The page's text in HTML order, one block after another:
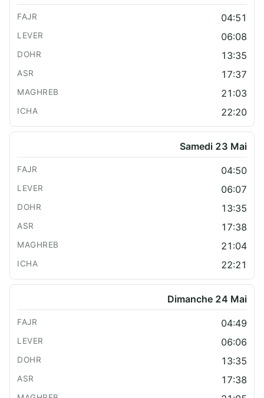
04:51
06:08
13:35
17:37
21:03
22:20
Samedi 23 Mai
04:50
06:07
13:35
17:38
21:04
22:21
Dimanche 24 Mai
04:49
06:06
13:35
17:38